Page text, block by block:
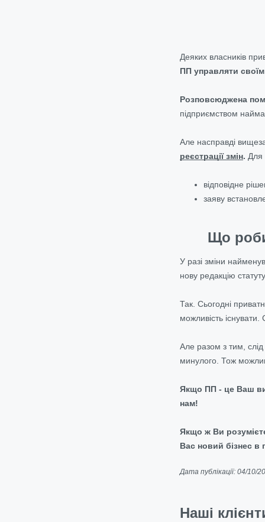
Деяких власників
ПП управляти
Розповсюджена
підприємством
Але насправді
реєстрації змін. Для
відповідне
заяву
Що
У разі зміни
нову редакцію
Так. Сьогодні
можливість
Але разом з тим,
минулого. Тож
Якщо ПП - це Ваш
нам!
Якщо ж Ви
Вас новий бізнес в
Дата публікації: 04/10/
Наші